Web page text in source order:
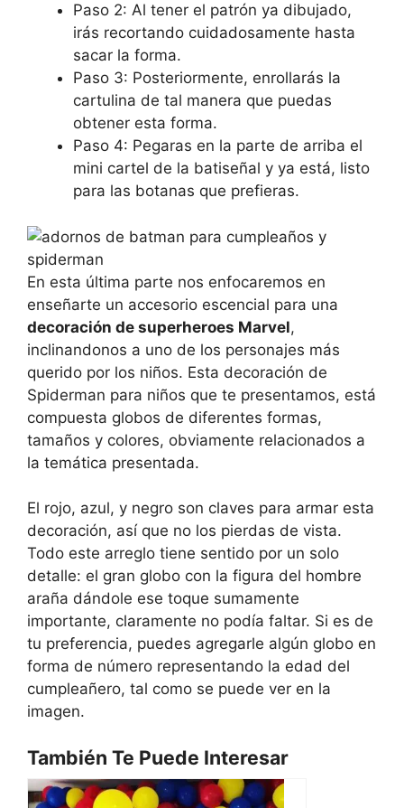
Paso 2: Al tener el patrón ya dibujado,
irás recortando cuidadosamente hasta
sacar la forma.
Paso 3: Posteriormente, enrollarás la
cartulina de tal manera que puedas
obtener esta forma.
Paso 4: Pegaras en la parte de arriba el
mini cartel de la batiseñal y ya está, listo
para las botanas que prefieras.
En esta última parte nos enfocaremos en
enseñarte un accesorio escencial para una
decoración de superheroes Marvel,
inclinandonos a uno de los personajes más
querido por los niños. Esta decoración de
Spiderman para niños que te presentamos, está
compuesta globos de diferentes formas,
tamaños y colores, obviamente relacionados a
la temática presentada.
El rojo, azul, y negro son claves para armar esta
decoración, así que no los pierdas de vista.
Todo este arreglo tiene sentido por un solo
detalle: el gran globo con la figura del hombre
araña dándole ese toque sumamente
importante, claramente no podía faltar. Si es de
tu preferencia, puedes agregarle algún globo en
forma de número representando la edad del
cumpleañero, tal como se puede ver en la
imagen.
También Te Puede Interesar